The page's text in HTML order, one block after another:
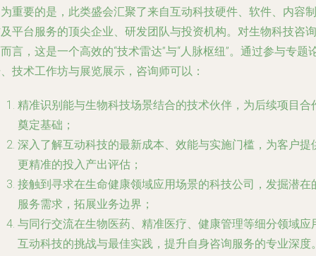
重要的是，此类盛会汇聚了来自互动科技硬件、软件、内容制
平台服务的顶尖企业、研发团队与投资机构。对生物科技咨询
言，这是一个高效的“技术雷达”与“人脉枢纽”。通过参与专题
技术工作坊与展览展示，咨询师可以：
精准识别能与生物科技场景结合的技术伙伴，为后续项目合
奠定基础；
深入了解互动科技的最新成本、效能与实施门槛，为客户提
更精准的投入产出评估；
接触到寻求在生命健康领域应用场景的科技公司，发掘潜在
服务需求，拓展业务边界；
与同行交流在生物医药、精准医疗、健康管理等细分领域应
互动科技的挑战与最佳实践，提升自身咨询服务的专业深度